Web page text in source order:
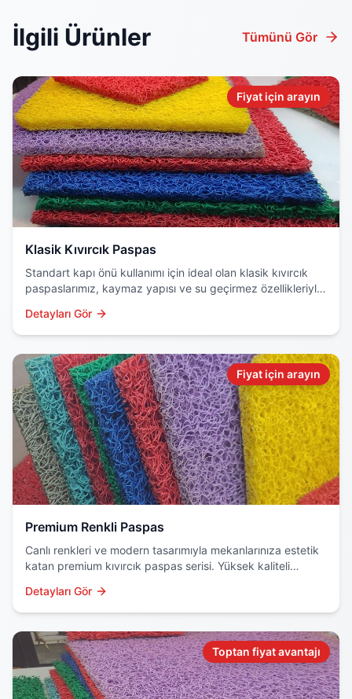
İlgili Ürünler Tümünü Gör
Fiyat için arayın
Klasik Kıvırcık Paspas
Standart kapı önü kullanımı için ideal olan klasik kıvırcık
paspaslarımız, kaymaz yapısı ve su geçirmez özellikleriyle
Detayları Gör
Fiyat için arayın
Premium Renkli Paspas
Canlı renkleri ve modern tasarımıyla mekanlarınıza estetik
katan premium kıvırcık paspas serisi. Yüksek kaliteli
Detayları Gör
Toptan fiyat avantajı